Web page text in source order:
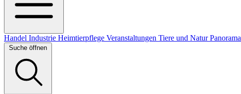
Handel Industrie Heimtierpflege Veranstaltungen Tiere und NaturPanorama
Suche öffnen